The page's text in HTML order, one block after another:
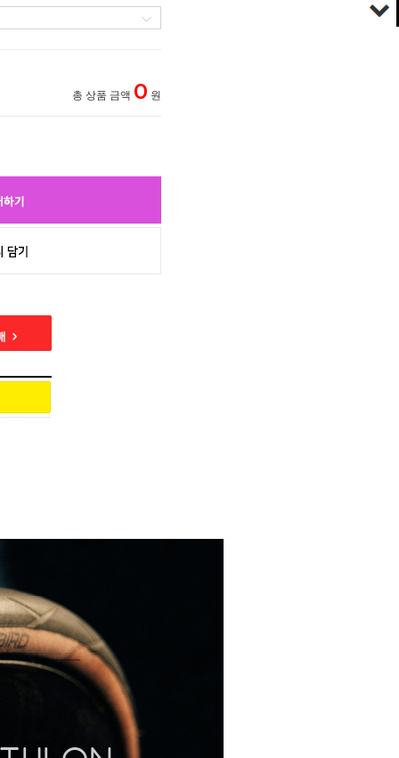
총 상품 금액 0 원